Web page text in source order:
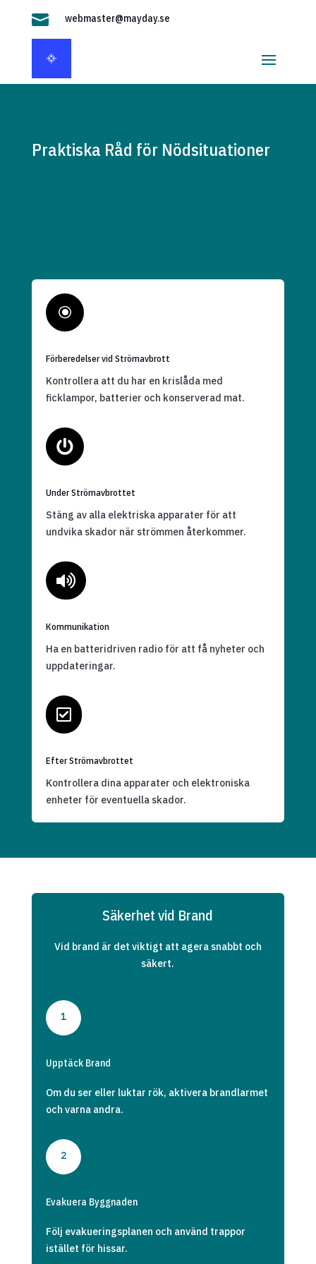
 webmaster@mayday.se
Praktiska Råd för Nödsituationer
\
Förberedelser vid Strömavbrott
Kontrollera att du har en krislåda med
ficklampor, batterier och konserverad mat.

Under Strömavbrottet
Stäng av alla elektriska apparater för att
undvika skador när strömmen återkommer.

Kommunikation
Ha en batteridriven radio för att få nyheter och
uppdateringar.

Efter Strömavbrottet
Kontrollera dina apparater och elektroniska
enheter för eventuella skador.
Säkerhet vid Brand
Vid brand är det viktigt att agera snabbt och
säkert.
1
Upptäck Brand
Om du ser eller luktar rök, aktivera brandlarmet
och varna andra.
2
Evakuera Byggnaden
Följ evakueringsplanen och använd trappor
istället för hissar.